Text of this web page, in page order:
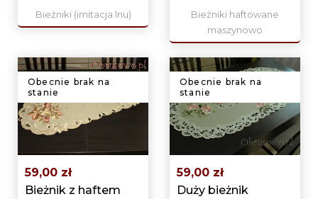
Bieżniki (imitacja lnu)
30x70
Bieżniki haftowane
maszynowo
Obecnie brak na
stanie
59,00 zł
Bieżnik z haftem
Obecnie brak na
stanie
59,00 zł
Duży bieżnik